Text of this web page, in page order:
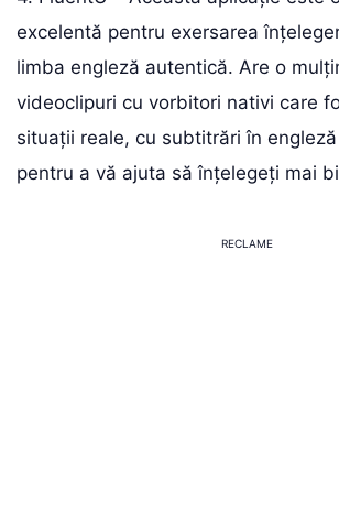
excelentă pentru exersarea
limba engleză autentică. Are o
videoclipuri cu vorbitori nativi care
situații reale, cu subtitrări în
pentru a vă ajuta să înțelegeți mai
RECLAME